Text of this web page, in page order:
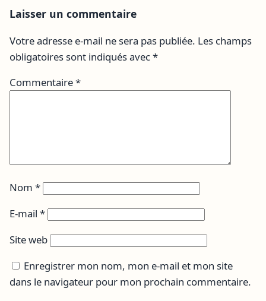
Laisser un commentaire
Votre adresse e-mail ne sera pas publiée. Les champs
obligatoires sont indiqués avec*
Commentaire*
Nom *
E-mail *
Site web
Enregistrer mon nom, mon e-mail et mon site
dans le navigateur pour mon prochain commentaire.